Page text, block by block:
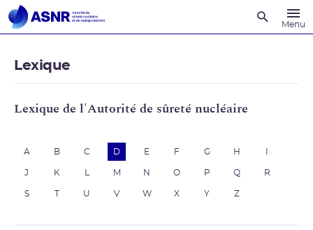
Menu
Lexique
Lexique de l'Autorité de sûreté nucléaire
A B C D E F G H
J K M N O P Q R
S U V W X Y Z